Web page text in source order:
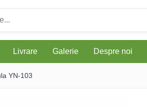
Livrare Galerie Despre noi
YN-103